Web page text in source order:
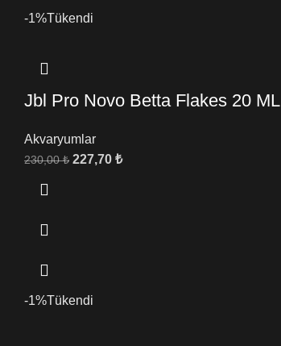
-1%Tükendi
Jbl Pro Novo Betta Flakes 20 ML
Akvaryumlar
230,00₺ 227,70 ₺
-1%Tükendi